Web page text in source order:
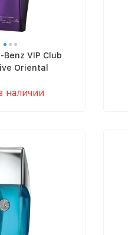
Benz VIP Club
Oriental
наличии